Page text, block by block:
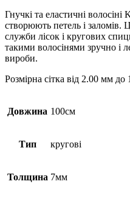
Гнучкі та еластичні волосіні
створюють петель і заломів.
служби лісок і кругових
такими волосінями зручно і
вироби.
Розмірна сітка від 2.00 мм
Довжина 100см
Тип кругові
Толщина 7мм